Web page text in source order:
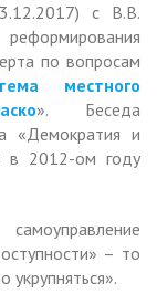
с В.В.
по вопросам
местного
». Беседа
«Демократия и
в 2012-ом году
– то